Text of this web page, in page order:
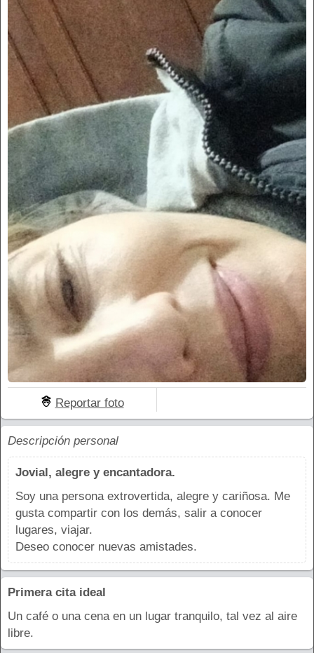
Reportar foto
Descripción personal
Jovial, alegre y encantadora.
Soy una persona extrovertida, alegre y cariñosa. Me
gusta compartir con los demás, salir a conocer
lugares, viajar.
Deseo conocer nuevas amistades.
Primera cita ideal
Un café o una cena en un lugar tranquilo, tal vez al aire
libre.